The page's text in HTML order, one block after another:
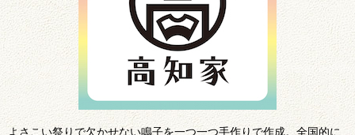
よさこい祭りで欠かせない鳴子を一つ一つ手作りで作成。全国的に